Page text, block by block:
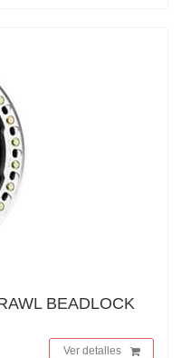
BEADLOCK
Ver detalles